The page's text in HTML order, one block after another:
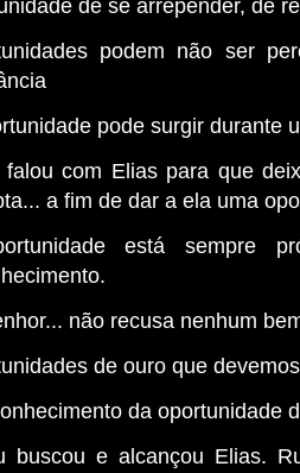
de se arrepender, de
podem não ser
pode surgir durante
falou com Elias para que
a fim de dar a ela uma
está sempre
não recusa nenhum
de ouro que
da oportunidade
buscou e alcançou Elias.